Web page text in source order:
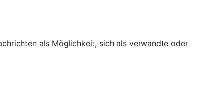
als Möglichkeit, sich als verwandte oder